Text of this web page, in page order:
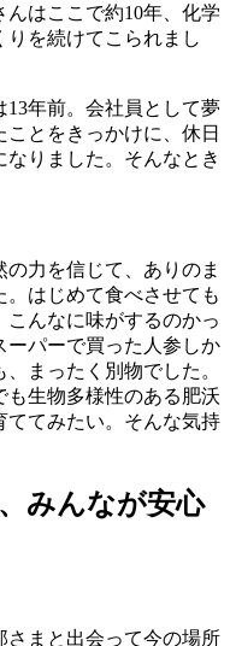
はここで約10年、化学
を続けてこられまし
年前。会社員として夢
とをきっかけに、休日
りました。そんなとき
の力を信じて、ありのま
。はじめて食べさせても
んなに味がするのかっ
ーパーで買った人参しか
まったく別物でした。
生物多様性のある肥沃
ててみたい。そんな気持
みんなが安心
さまと出会って今の場所